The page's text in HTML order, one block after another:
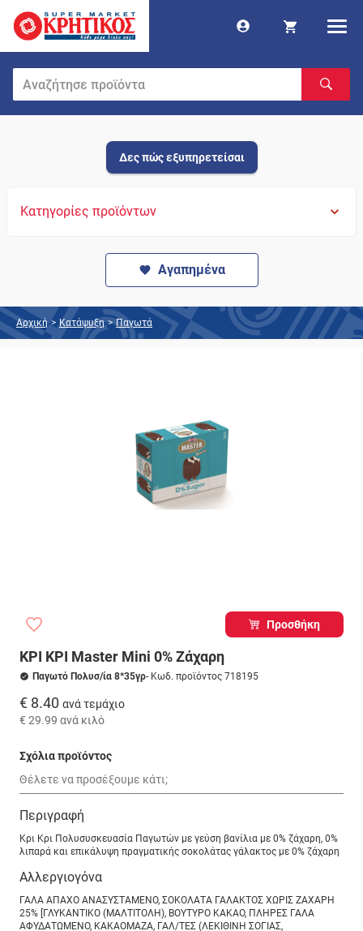
Δες πώς εξυπηρετείσαι
Κατηγορίες προϊόντων
Αγαπημένα
Αρχική > Κατάψυξη > Παγωτά
Προσθήκη
ΚΡΙ ΚΡΙ Master Mini 0% Ζάχαρη
Παγωτό Πολυσ/ία 8*35γρ- Κωδ. προϊόντος 718195
€ 8.40 ανά τεμάχιο
€ 29.99 ανά κιλό
Σχόλια προϊόντος
Περιγραφή
Κρι Κρι Πολυσυσκευασία Παγωτών με γεύση βανίλια με 0% ζάχαρη, 0%
λιπαρά και επικάλυψη πραγματικής σοκολάτας γάλακτος με 0% ζάχαρη
Αλλεργιογόνα
ΓΑΛΑ ΑΠΑΧΟ ΑΝΑΣΥΣΤΑΜΕΝΟ, ΣΟΚΟΛΑΤΑ ΓΑΛΑΚΤΟΣ ΧΩΡΙΣ ΖΑΧΑΡΗ
25% [ΓΛΥΚΑΝΤΙΚΟ (ΜΑΛΤΙΤΟΛΗ), ΒΟΥΤΥΡΟ ΚΑΚΑΟ, ΠΛΗΡΕΣ ΓΑΛΑ
ΑΦΥΔΑΤΩΜΕΝΟ, ΚΑΚΑΟΜΑΖΑ, ΓΑΛ/ΤΕΣ (ΛΕΚΙΘΙΝΗ ΣΟΓΙΑΣ,